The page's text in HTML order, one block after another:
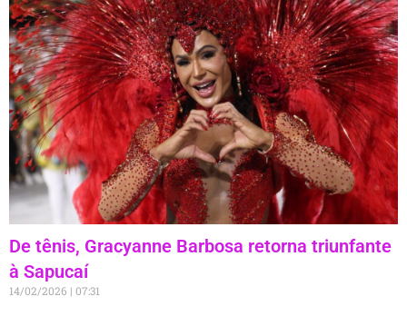
De tênis, Gracyanne Barbosa retorna triunfante
à Sapucaí
14/02/2026 07:31